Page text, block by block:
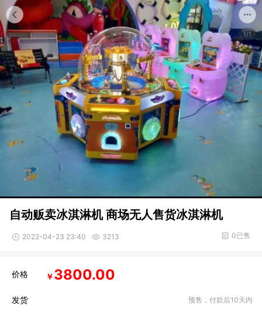
1/1
自动贩卖冰淇淋机 商场无人售货冰淇淋机
2022-04-23 23:40 3213 0已售
价格 ￥3800.00
发货 预售，付款后10天内